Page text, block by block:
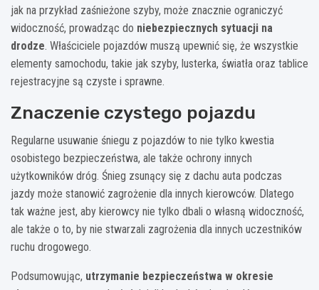
jak na przykład zaśnieżone szyby, może znacznie ograniczyć
widoczność, prowadząc do niebezpiecznych sytuacji na
drodze. Właściciele pojazdów muszą upewnić się, że wszystkie
elementy samochodu, takie jak szyby, lusterka, światła oraz tablice
rejestracyjne są czyste i sprawne.
Znaczenie czystego pojazdu
Regularne usuwanie śniegu z pojazdów to nie tylko kwestia
osobistego bezpieczeństwa, ale także ochrony innych
użytkowników dróg. Śnieg zsunący się z dachu auta podczas
jazdy może stanowić zagrożenie dla innych kierowców. Dlatego
tak ważne jest, aby kierowcy nie tylko dbali o własną widoczność,
ale także o to, by nie stwarzali zagrożenia dla innych uczestników
ruchu drogowego.
Podsumowując, utrzymanie bezpieczeństwa w okresie